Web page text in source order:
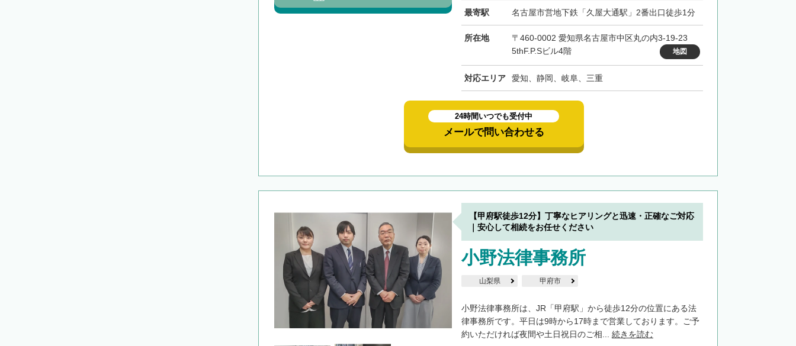
最寄駅 名古屋市営地下鉄「久屋大通駅」2番出口徒歩1分
所在地
〒460-0002 愛知県名古屋市中区丸の内3-19-23
5thF.P.Sビル4階
地図
対応エリア 愛知、静岡、岐阜、三重
24時間いつでも受付中
メールで問い合わせる
【甲府駅徒歩12分】丁寧なヒアリングと迅速・正確なご対応
｜安心して相続をお任せください
小野法律事務所
山梨県 甲府市
小野法律事務所は、JR「甲府駅」から徒歩12分の位置にある法
律事務所です。平日は9時から17時まで営業しております。ご予
約いただければ夜間や土日祝日のご相... 続きを読む